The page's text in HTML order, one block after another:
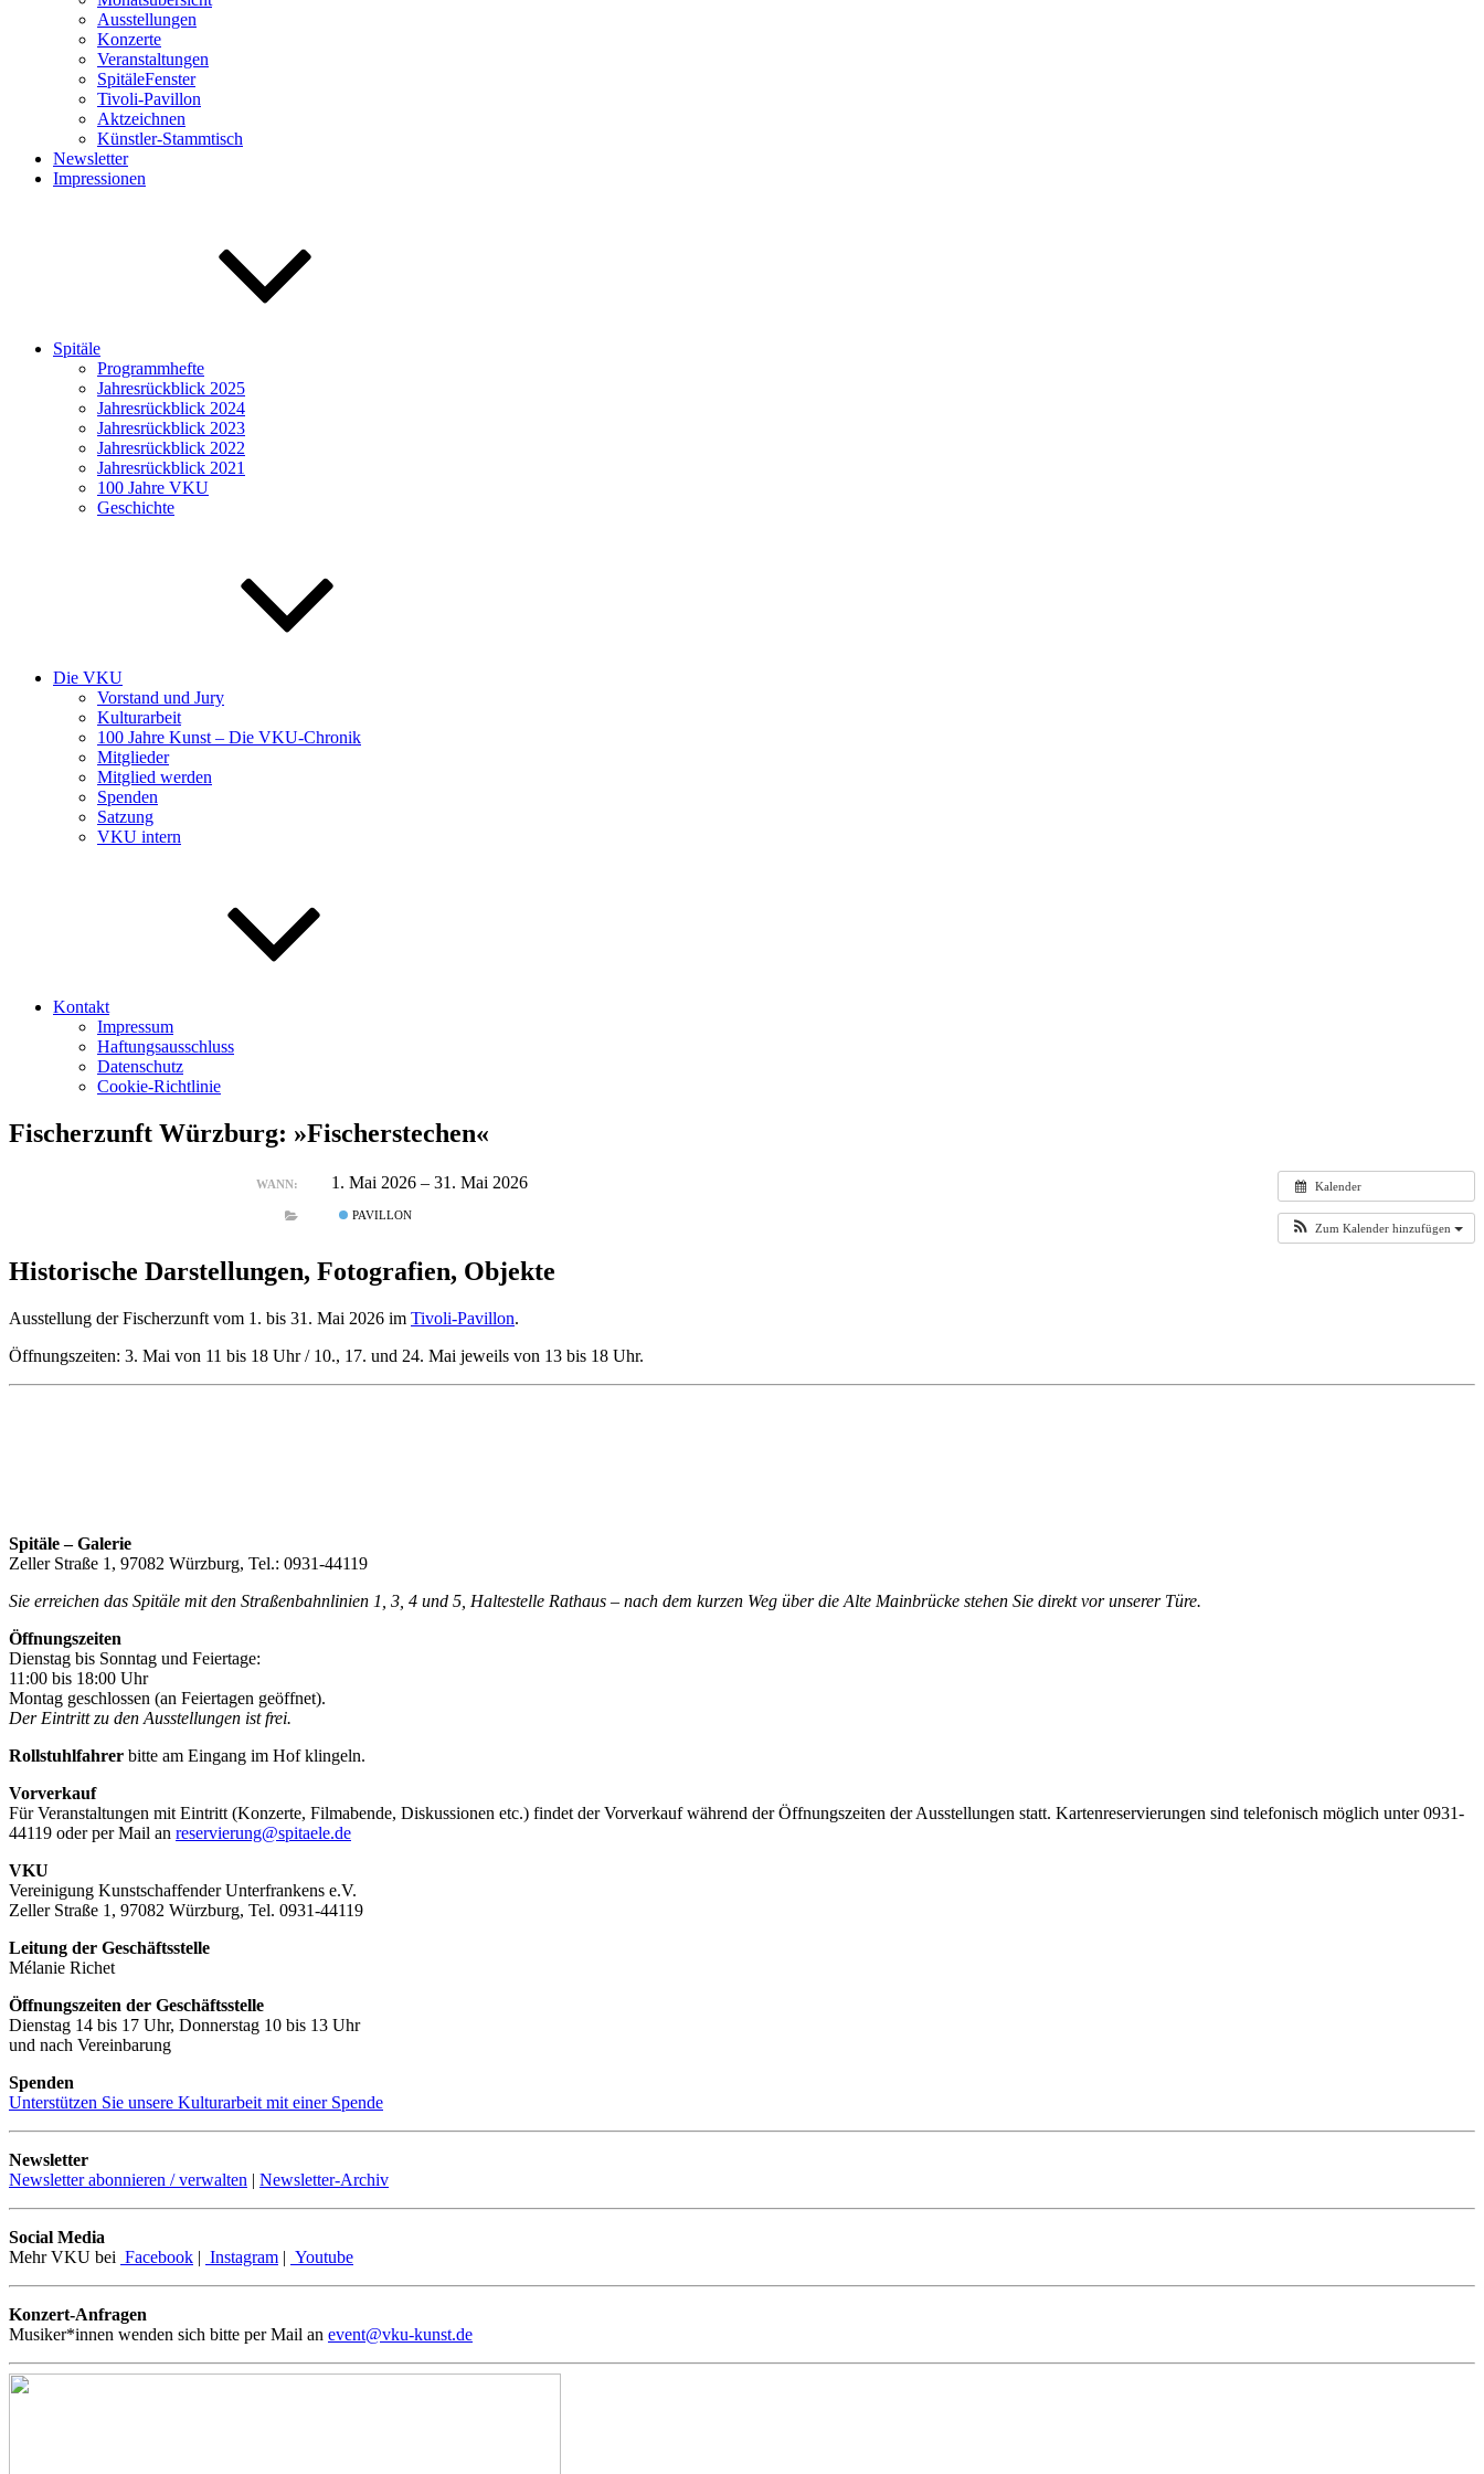
Ausstellungen
Konzerte
Veranstaltungen
SpitäleFenster
Tivoli-Pavillon
Aktzeichnen
Künstler-Stammtisch
Newsletter
Impressionen
Spitäle
Programmhefte
Jahresrückblick 2025
Jahresrückblick 2024
Jahresrückblick 2023
Jahresrückblick 2022
Jahresrückblick 2021
100 Jahre VKU
Geschichte
Die VKU
Vorstand und Jury
Kulturarbeit
100 Jahre Kunst – Die VKU-Chronik
Mitglieder
Mitglied werden
Spenden
Satzung
VKU intern
Kontakt
Impressum
Haftungsausschluss
Datenschutz
Cookie-Richtlinie
Fischerzunft Würzburg: »Fischerstechen«
Kalender
Zum Kalender hinzufügen
WANN: 1. Mai 2026 – 31. Mai 2026
PAVILLON
Historische Darstellungen, Fotografien, Objekte
Ausstellung der Fischerzunft vom 1. bis 31. Mai 2026 im Tivoli-Pavillon.
Öffnungszeiten: 3. Mai von 11 bis 18 Uhr / 10., 17. und 24. Mai jeweils von 13 bis 18 Uhr.
Spitäle – Galerie
Zeller Straße 1, 97082 Würzburg, Tel.: 0931-44119
Sie erreichen das Spitäle mit den Straßenbahnlinien 1, 3, 4 und 5, Haltestelle Rathaus – nach dem kurzen Weg über die Alte Mainbrücke stehen Sie direkt vor unserer Türe.
Öffnungszeiten
Dienstag bis Sonntag und Feiertage:
11:00 bis 18:00 Uhr
Montag geschlossen (an Feiertagen geöffnet).
Der Eintritt zu den Ausstellungen ist frei.
Rollstuhlfahrer bitte am Eingang im Hof klingeln.
Vorverkauf
Für Veranstaltungen mit Eintritt (Konzerte, Filmabende, Diskussionen etc.) findet der Vorverkauf während der Öffnungszeiten der Ausstellungen statt. Kartenreservierungen sind telefonisch möglich unter 0931-
44119 oder per Mail an reservierung@spitaele.de
VKU
Vereinigung Kunstschaffender Unterfrankens e.V.
Zeller Straße 1, 97082 Würzburg, Tel. 0931-44119
Leitung der Geschäftsstelle
Mélanie Richet
Öffnungszeiten der Geschäftsstelle
Dienstag 14 bis 17 Uhr, Donnerstag 10 bis 13 Uhr
und nach Vereinbarung
Spenden
Unterstützen Sie unsere Kulturarbeit mit einer Spende
Newsletter
Newsletter abonnieren / verwalten | Newsletter-Archiv
Social Media
Mehr VKU bei Facebook | Instagram | Youtube
Konzert-Anfragen
Musiker*innen wenden sich bitte per Mail an event@vku-kunst.de